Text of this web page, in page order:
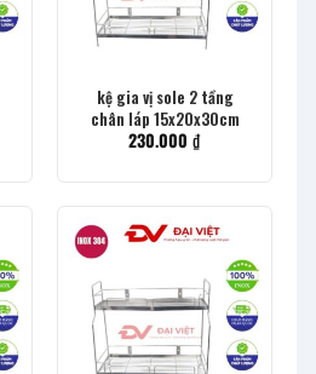
kệ gia vị sole 2 tầng
chân láp 15x20x30cm
230.000 ₫